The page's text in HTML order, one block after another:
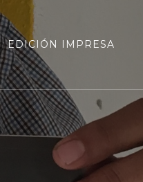
EDICIÓN IMPRESA